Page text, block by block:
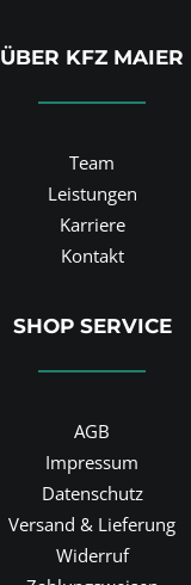
ÜBER KFZ MAIER
Team
Leistungen
Karriere
Kontakt
SHOP SERVICE
AGB
Impressum
Datenschutz
Versand & Lieferung
Widerruf